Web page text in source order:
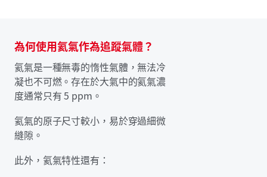
為何使用氦氣作為追蹤氣體？
氦氣是一種無毒的惰性氣體，無法冷
凝也不可燃。存在於大氣中的氦氣濃
度通常只有 5 ppm。
氦氣的原子尺寸較小，易於穿過細微
縫隙。
此外，氦氣特性還有：